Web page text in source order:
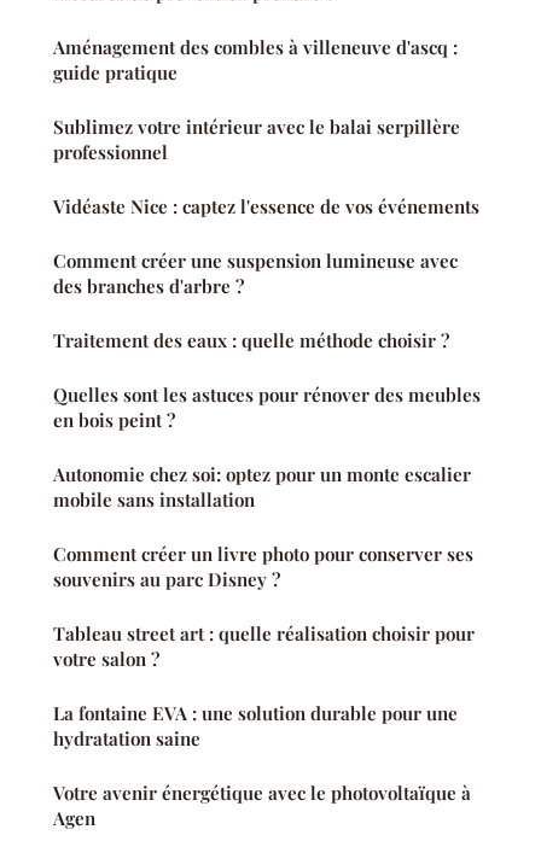
Aménagement des combles à villeneuve d'ascq :
guide pratique
Sublimez votre intérieur avec le balai serpillère
professionnel
Vidéaste Nice : captez l'essence de vos événements
Comment créer une suspension lumineuse avec
des branches d'arbre ?
Traitement des eaux : quelle méthode choisir ?
Quelles sont les astuces pour rénover des meubles
en bois peint ?
Autonomie chez soi: optez pour un monte escalier
mobile sans installation
Comment créer un livre photo pour conserver ses
souvenirs au parc Disney ?
Tableau street art : quelle réalisation choisir pour
votre salon ?
La fontaine EVA : une solution durable pour une
hydratation saine
Votre avenir énergétique avec le photovoltaïque à
Agen